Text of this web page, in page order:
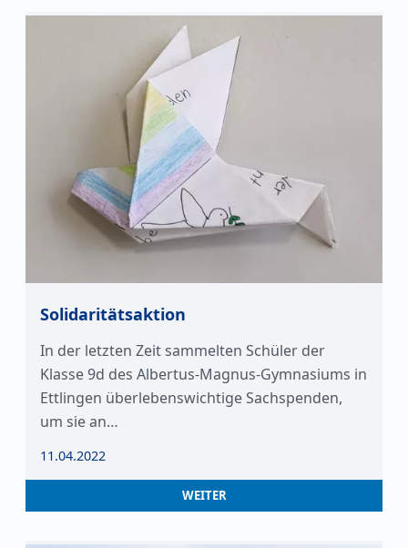
Solidaritätsaktion
In der letzten Zeit sammelten Schüler der
Klasse 9d des Albertus-Magnus-Gymnasiums in
Ettlingen überlebenswichtige Sachspenden,
um sie an…
11.04.2022
WEITER